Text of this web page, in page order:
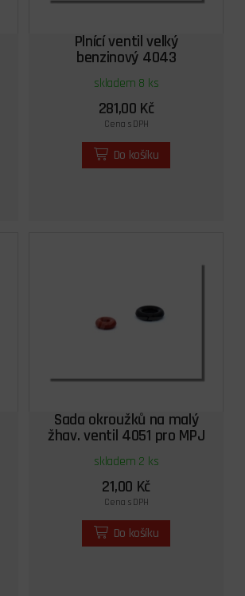
Plnící ventil velký
benzinový 4043
skladem 8 ks
281,00 Kč
Cena s DPH
Do košíku
Sada okroužků na malý
žhav. ventil 4051 pro MPJ
4040, 4045
skladem 2 ks
21,00 Kč
Cena s DPH
Do košíku